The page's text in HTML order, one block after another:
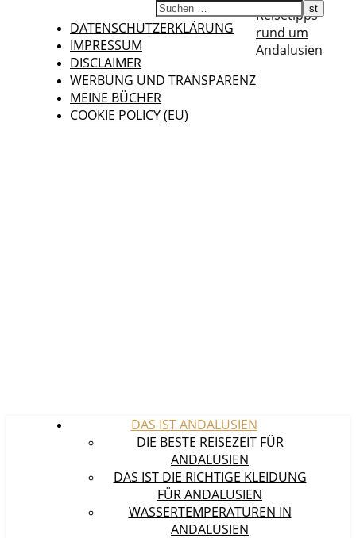
DATENSCHUTZERKLÄRUNG
IMPRESSUM
DISCLAIMER
WERBUNG UND TRANSPARENZ
MEINE BÜCHER
COOKIE POLICY (EU)
Reisetipps
rund um
Andalusien
DAS IST ANDALUSIEN
DIE BESTE REISEZEIT FÜR
ANDALUSIEN
DAS IST DIE RICHTIGE KLEIDUNG
FÜR ANDALUSIEN
WASSERTEMPERATUREN IN
ANDALUSIEN